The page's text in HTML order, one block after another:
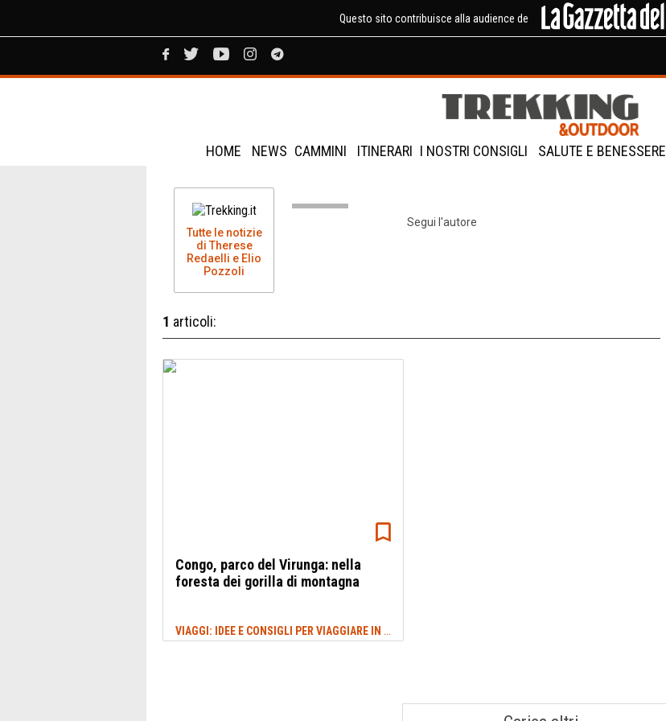
Questo sito contribuisce alla audience de
HOME NEWS CAMMINI ITINERARI I NOSTRI CONSIGLI SALUTE E BENESSERE
Tutte le notizie
di Therese
Redaelli e Elio
Pozzoli
Segui l'autore
1 articoli:
Congo, parco del Virunga: nella
foresta dei gorilla di montagna
VIAGGI: IDEE E CONSIGLI PER VIAGGIARE IN ITALIA E NEL MONDO